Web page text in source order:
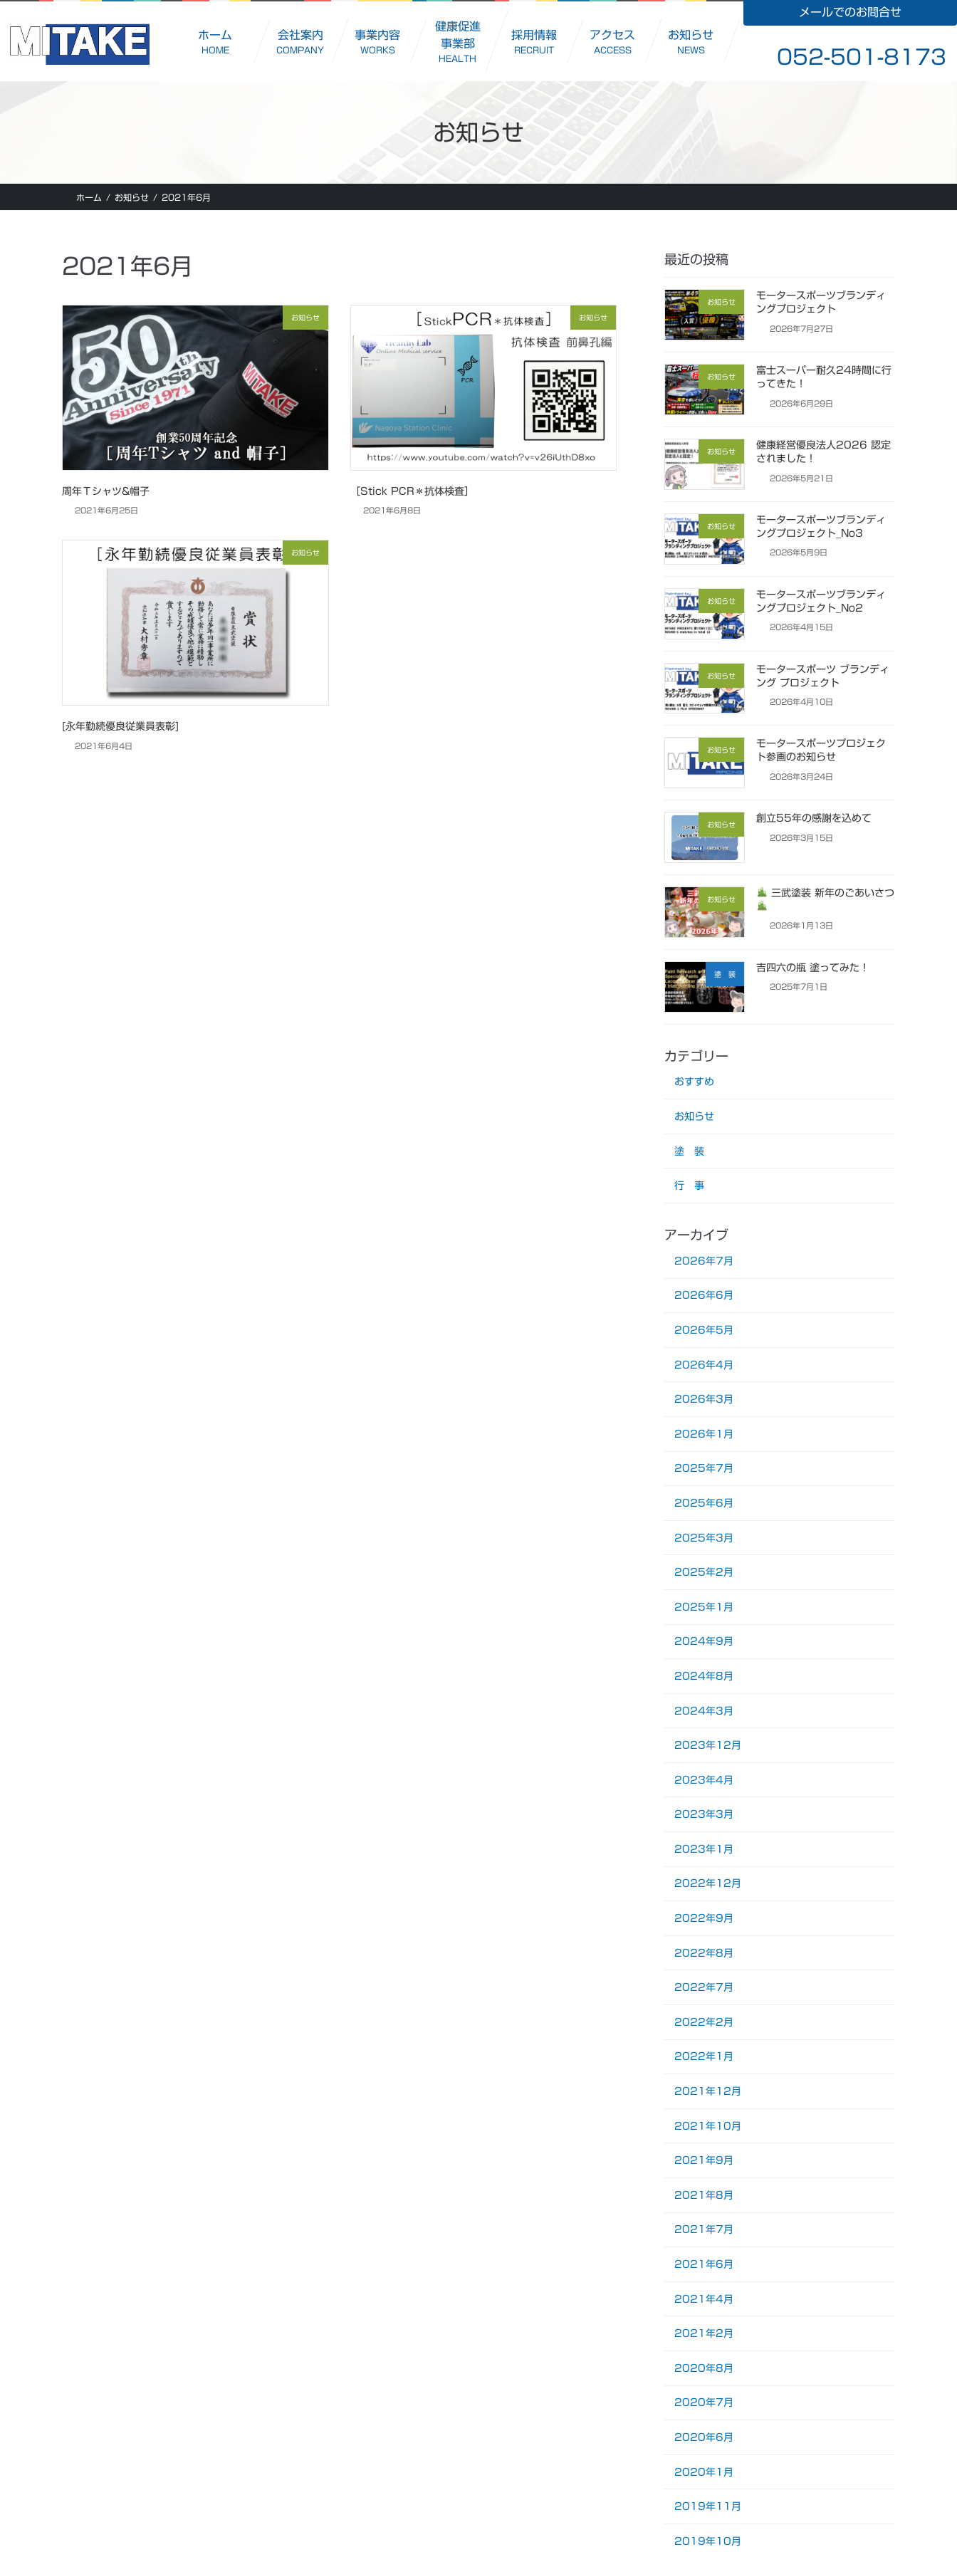
テ
ゲ
ホーム
HOME
会社案内
COMPANY
事業内容
WORKS
健康促進
事業部
HEALTH
採用情報
RECRUIT
アクセス
ACCESS
お知らせ
NEWS
メールでのお問合せ
052-501-8173
お知らせ
ホーム お知らせ 2021年6月
2021年6月
お知らせ
周年Ｔシャツ&帽子
2021年6月25日
お知らせ
［Stick PCR＊抗体検査］
2021年6月8日
お知らせ
[永年勤続優良従業員表彰]
2021年6月4日
最近の投稿
お知らせ
モータースポーツブランディ
ングプロジェクト
2026年7月27日
お知らせ
富士スーパー耐久24時間に行
ってきた！
2026年6月29日
お知らせ
健康経営優良法人2026 認定
されました！
2026年5月21日
お知らせ
モータースポーツブランディ
ングプロジェクト_No3
2026年5月9日
お知らせ
モータースポーツブランディ
ングプロジェクト_No2
2026年4月15日
お知らせ
モータースポーツ ブランディ
ング プロジェクト
2026年4月10日
お知らせ
モータースポーツプロジェク
ト参画のお知らせ
2026年3月24日
お知らせ
創立55年の感謝を込めて
2026年3月15日
お知らせ
三武塗装 新年のごあいさつ
2026年1月13日
塗 装
吉四六の瓶 塗ってみた！
2025年7月1日
カテゴリー
おすすめ
お知らせ
塗 装
行 事
アーカイブ
2026年7月
2026年6月
2026年5月
2026年4月
2026年3月
2026年1月
2025年7月
2025年6月
2025年3月
2025年2月
2025年1月
2024年9月
2024年8月
2024年3月
2023年12月
2023年4月
2023年3月
2023年1月
2022年12月
2022年9月
2022年8月
2022年7月
2022年2月
2022年1月
2021年12月
2021年10月
2021年9月
2021年8月
2021年7月
2021年6月
2021年4月
2021年2月
2020年8月
2020年7月
2020年6月
2020年1月
2019年11月
2019年10月